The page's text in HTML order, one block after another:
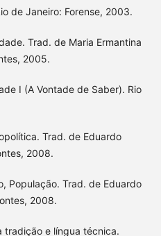
de Janeiro: Forense, 2003.
Trad. de Maria Ermantina
2005.
I (A Vontade de Saber). Rio
Trad. de Eduardo
2008.
População. Trad. de Eduardo
2008.
tradição e língua técnica.